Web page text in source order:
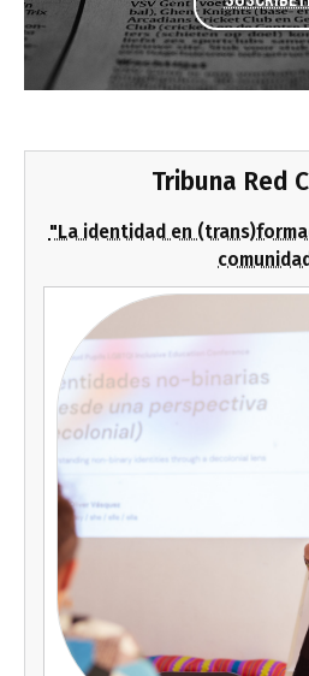
Tribuna Red
"La identidad en